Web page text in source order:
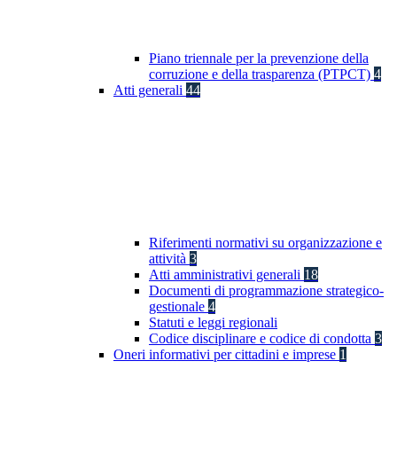
Piano triennale per la prevenzione della
corruzione e della trasparenza (PTPCT) 4
Atti generali 44
Riferimenti normativi su organizzazione e
attività 3
Atti amministrativi generali 18
Documenti di programmazione strategico-
gestionale 4
Statuti e leggi regionali
Codice disciplinare e codice di condotta 3
Oneri informativi per cittadini e imprese 1